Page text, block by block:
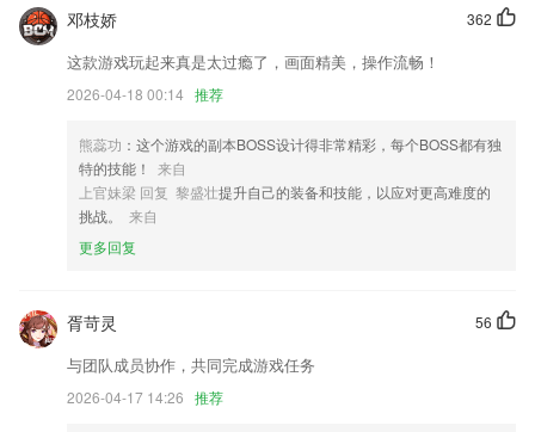
增加自动翻页功能
支持时间水印
登录改造，同一个账号在不同设备登录会踢除之前登录的设备，并提示，
自助防卸载屏保强度预约修改的bug
以上就是858彩票下载的介绍，如果您喜欢这款软件，您可以到应用商店
进行打分评论，说出您的使用经历，以帮助我们更好的对产品进行优化修
362
邓枝娇
这款游戏玩起来真是太过瘾了，画面精美，操作流畅！
2026-04-18 00:14 推荐
熊蕊功 ：这个游戏的副本BOSS设计得非常精彩，每个BOSS都有独
特的技能！
来自
上官妹梁 回复 黎盛壮提升自己的装备和技能，以应对更高难度的
挑战。
来自
更多回复
56
胥苛灵
与团队成员协作，共同完成游戏任务
2026-04-17 14:26 推荐